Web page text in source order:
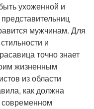
ухоженной и
мужчинам. Для
и
точно знает
жизненным
из области
как должна